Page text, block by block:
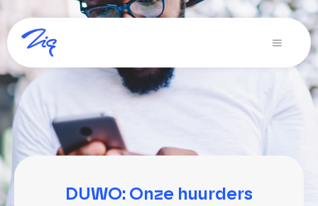
Ga
naar
inhoud
Toggle
Oplossingen voor
Producten
Diensten
DUWO: Onze huurders